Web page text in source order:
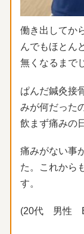
働き出してか
んでもほとん
無くなるまで
ぱんだ鍼灸接
みが何だった
飲まず痛みの
痛みがない事
た。これから
す。
(20代 男性